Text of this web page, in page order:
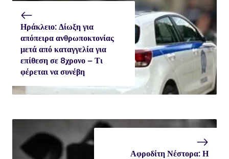
Ηράκλειο: Δίωξη για
απόπειρα ανθρωποκτονίας
μετά από καταγγελία για
επίθεση σε 8χρονο – Τι
φέρεται να συνέβη
Αφροδίτη Νέστορα: Η